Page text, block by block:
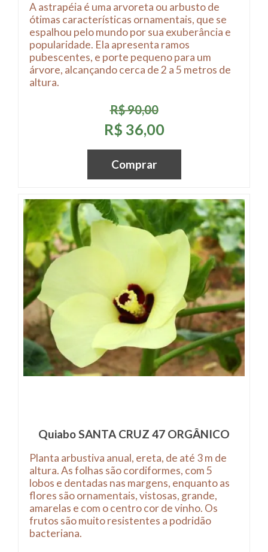
A astrapéia é uma arvoreta ou arbusto de
ótimas características ornamentais, que se
espalhou pelo mundo por sua exuberância e
popularidade. Ela apresenta ramos
pubescentes, e porte pequeno para um
árvore, alcançando cerca de 2 a 5 metros de
altura.
R$ 90,00
R$ 36,00
Comprar
Quiabo SANTA CRUZ 47 ORGÂNICO
Planta arbustiva anual, ereta, de até 3 m de
altura. As folhas são cordiformes, com 5
lobos e dentadas nas margens, enquanto as
flores são ornamentais, vistosas, grande,
amarelas e com o centro cor de vinho. Os
frutos são muito resistentes a podridão
bacteriana.